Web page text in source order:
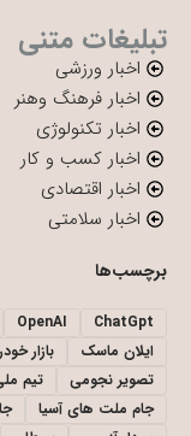
تبلیغات متنی
اخبار ورزشی
اخبار فرهنگ وهنر
اخبار تکنولوژی
اخبار کسب و کار
اخبار اقتصادی
اخبار سلامتی
برچسب‌ها
ChatGpt
OpenAI
ایلان ماسک
بازار
تصویر نجومی
تیم
جام ملت های آسیا